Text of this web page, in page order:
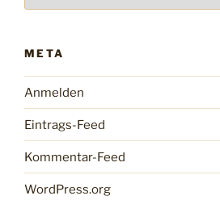
META
Anmelden
Eintrags-Feed
Kommentar-Feed
WordPress.org